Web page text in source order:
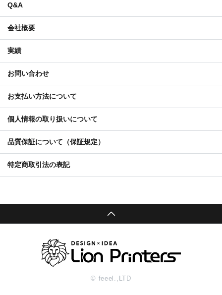
Q&A
会社概要
実績
お問い合わせ
お支払い方法について
個人情報の取り扱いについて
品質保証について（保証規定）
特定商取引法の表記
© feeel.,LTD